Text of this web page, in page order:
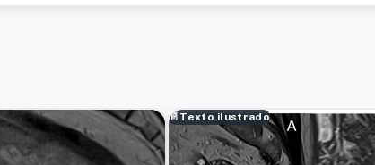
📄 Texto ilustrado